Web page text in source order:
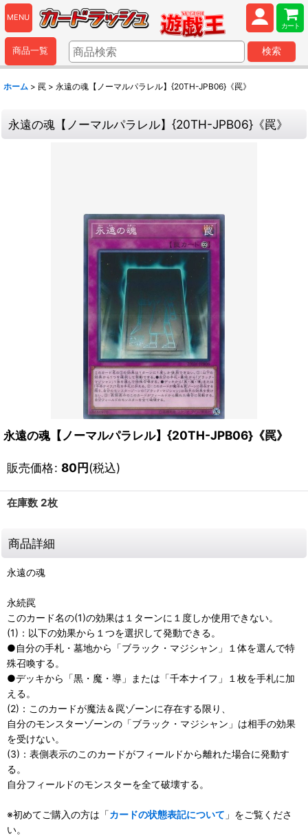
MENU
カート
商品一覧 検索
ホーム > 罠 > 永遠の魂【ノーマルパラレル】{20TH-JPB06}《罠》
永遠の魂【ノーマルパラレル】{20TH-JPB06}《罠》
永遠の魂【ノーマルパラレル】{20TH-JPB06}《罠》
販売価格: 80円(税込)
在庫数 2枚
商品詳細
永遠の魂
永続罠
このカード名の(1)の効果は１ターンに１度しか使用できない。
(1)：以下の効果から１つを選択して発動できる。
●自分の手札・墓地から「ブラック・マジシャン」１体を選んで特
殊召喚する。
●デッキから「黒・魔・導」または「千本ナイフ」１枚を手札に加
える。
(2)：このカードが魔法＆罠ゾーンに存在する限り、
自分のモンスターゾーンの「ブラック・マジシャン」は相手の効果
を受けない。
(3)：表側表示のこのカードがフィールドから離れた場合に発動す
る。
自分フィールドのモンスターを全て破壊する。
※初めてご購入の方は「カードの状態表記について 」をご覧くださ
い。